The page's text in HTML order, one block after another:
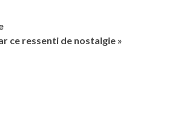
ce ressenti de nostalgie »